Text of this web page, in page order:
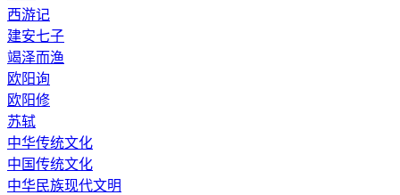
西游记
建安七子
竭泽而渔
欧阳询
欧阳修
苏轼
中华传统文化
中国传统文化
中华民族现代文明